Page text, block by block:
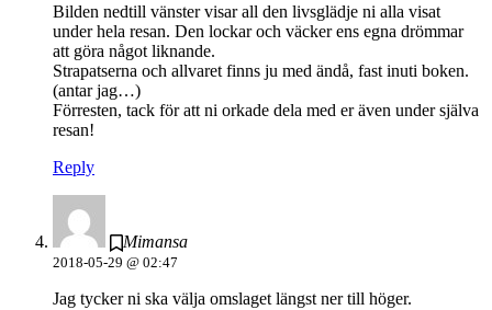
Bilden nedtill vänster visar all den livsglädje ni alla visat
under hela resan. Den lockar och väcker ens egna drömmar
att göra något liknande.
Strapatserna och allvaret finns ju med ändå, fast inuti boken.
(antar jag…)
Förresten, tack för att ni orkade dela med er även under själva
resan!
Reply
Mimansa
2018-05-29 @ 02:47
Jag tycker ni ska välja omslaget längst ner till höger.